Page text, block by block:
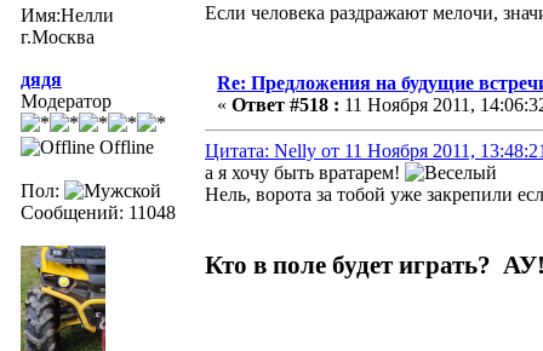
Имя:Нелли
г.Москва
Если человека раздражают мелочи,
дядя
Модератор
Offline
Пол:
Сообщений: 11048
Re: Предложения на будущие
« Ответ #518 : 11 Ноября 2011,
Цитата: Nelly от 11 Ноября 2011,
а я хочу быть вратарем!
Нель, ворота за тобой уже закрепили
Кто в поле будет играть?